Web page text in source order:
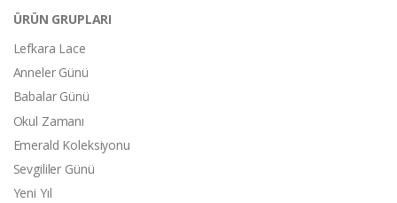
ÜRÜN GRUPLARI
Lefkara Lace
Anneler Günü
Babalar Günü
Okul Zamanı
Emerald Koleksiyonu
Sevgililer Günü
Yeni Yıl